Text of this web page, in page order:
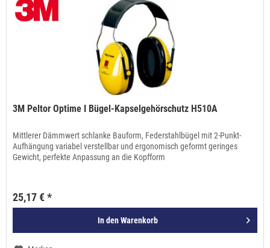
3M Peltor Optime I Bügel-Kapselgehörschutz H510A
Mittlerer Dämmwert schlanke Bauform, Federstahlbügel mit 2-Punkt-
Aufhängung variabel verstellbar und ergonomisch geformt geringes
Gewicht, perfekte Anpassung an die Kopfform
25,17 € *
In denWarenkorb